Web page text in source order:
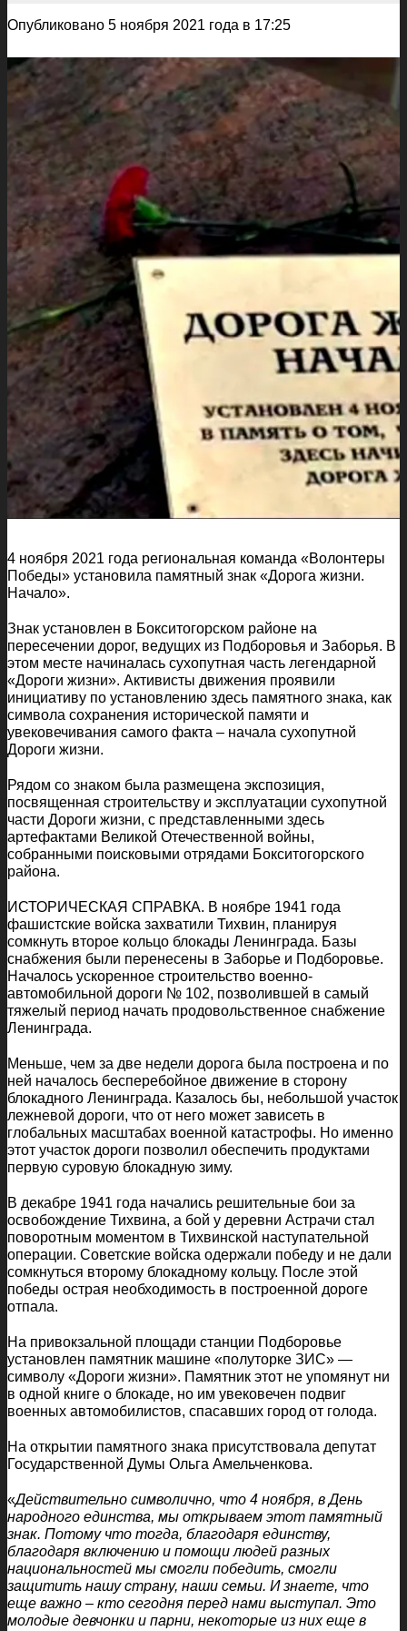
Опубликовано 5 ноября 2021 года в 17:25
4 ноября 2021 года региональная команда «Волонтеры
Победы» установила памятный знак «Дорога жизни.
Начало».
Знак установлен в Бокситогорском районе на
пересечении дорог, ведущих из Подборовья и Заборья. В
этом месте начиналась сухопутная часть легендарной
«Дороги жизни». Активисты движения проявили
инициативу по установлению здесь памятного знака, как
символа сохранения исторической памяти и
увековечивания самого факта – начала сухопутной
Дороги жизни.
Рядом со знаком была размещена экспозиция,
посвященная строительству и эксплуатации сухопутной
части Дороги жизни, с представленными здесь
артефактами Великой Отечественной войны,
собранными поисковыми отрядами Бокситогорского
района.
ИСТОРИЧЕСКАЯ СПРАВКА. В ноябре 1941 года
фашистские войска захватили Тихвин, планируя
сомкнуть второе кольцо блокады Ленинграда. Базы
снабжения были перенесены в Заборье и Подборовье.
Началось ускоренное строительство военно-
автомобильной дороги № 102, позволившей в самый
тяжелый период начать продовольственное снабжение
Ленинграда.
Меньше, чем за две недели дорога была построена и по
ней началось бесперебойное движение в сторону
блокадного Ленинграда. Казалось бы, небольшой участок
лежневой дороги, что от него может зависеть в
глобальных масштабах военной катастрофы. Но именно
этот участок дороги позволил обеспечить продуктами
первую суровую блокадную зиму.
В декабре 1941 года начались решительные бои за
освобождение Тихвина, а бой у деревни Астрачи стал
поворотным моментом в Тихвинской наступательной
операции. Советские войска одержали победу и не дали
сомкнуться второму блокадному кольцу. После этой
победы острая необходимость в построенной дороге
отпала.
На привокзальной площади станции Подборовье
установлен памятник машине «полуторке ЗИС» —
символу «Дороги жизни». Памятник этот не упомянут ни
в одной книге о блокаде, но им увековечен подвиг
военных автомобилистов, спасавших город от голода.
На открытии памятного знака присутствовала депутат
Государственной Думы Ольга Амельченкова.
«Действительно символично, что 4 ноября, в День
народного единства, мы открываем этот памятный
знак. Потому что тогда, благодаря единству,
благодаря включению и помощи людей разных
национальностей мы смогли победить, смогли
защитить нашу страну, наши семьи. И знаете, что
еще важно – кто сегодня перед нами выступал. Это
молодые девчонки и парни, некоторые из них еще в